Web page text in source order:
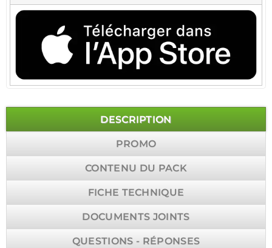
DESCRIPTION
PROMO
CONTENU DU PACK
FICHE TECHNIQUE
DOCUMENTS JOINTS
QUESTIONS - RÉPONSES